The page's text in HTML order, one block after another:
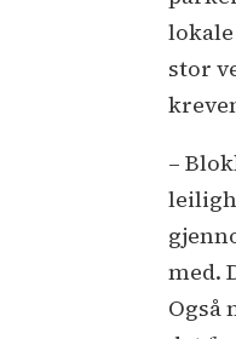
stor
–
med.
Også